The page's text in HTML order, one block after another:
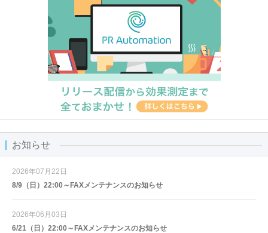
お知らせ
2026年07月22日
8/9（日）22:00～FAXメンテナンスのお知らせ
2026年06月03日
6/21（日）22:00～FAXメンテナンスのお知らせ